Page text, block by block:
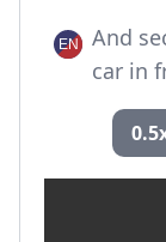
And
car in